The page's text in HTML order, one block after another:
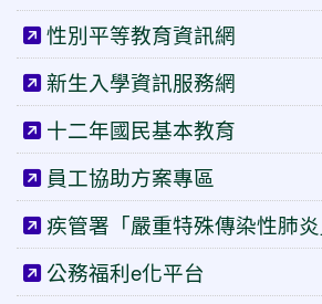
性別平等教育資訊網
新生入學資訊服務網
十二年國民基本教育
員工協助方案專區
疾管署「嚴重特殊傳染性肺
公務福利e化平台